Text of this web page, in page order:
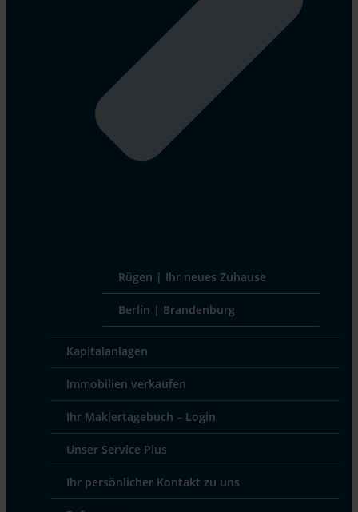
Rügen | Ihr neues Zuhause
Berlin | Brandenburg
Kapitalanlagen
Immobilien verkaufen
Ihr Maklertagebuch – Login
Unser Service Plus
Ihr persönlicher Kontakt zu uns